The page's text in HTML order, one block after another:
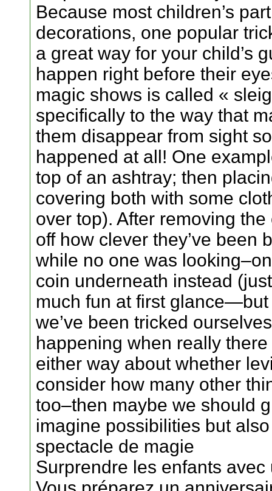
Because most children’s
decorations, one popular
a great way for your child’s
happen right before their
magic shows is called «
specifically to the way that
them disappear from sight
happened at all! One
top of an ashtray; then
covering both with some
over top). After removing
off how clever they’ve been
while no one was
coin underneath instead
much fun at first
we’ve been tricked
happening when really
either way about whether
consider how many other
too–then maybe we should
imagine possibilities but
spectacle de magie
Surprendre les enfants avec